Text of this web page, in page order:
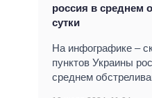
россия в среднем
сутки
На инфографике –
пунктов Украины
среднем